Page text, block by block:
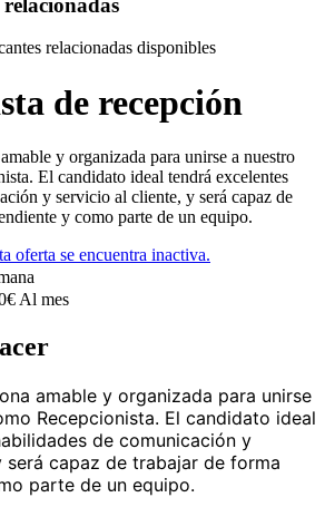
relacionadas disponibles
de recepción
y organizada para unirse a nuestro
El candidato ideal tendrá excelentes
y servicio al cliente, y será capaz de
y como parte de un equipo.
oferta se encuentra inactiva.
Al mes
amable y organizada para unirse
Recepcionista. El candidato ideal
de comunicación y
será capaz de trabajar de forma
parte de un equipo.